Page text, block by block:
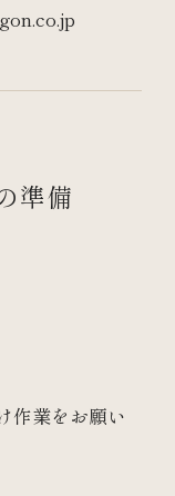
準備
作業をお願い